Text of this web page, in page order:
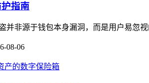
指南
并非源于钱包本身漏洞，而是用户易
08-06